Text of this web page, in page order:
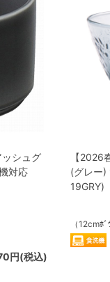
シュグ
対応
円(税込)
【2026
(グレー)
19GRY)
（12cmﾎﾞ